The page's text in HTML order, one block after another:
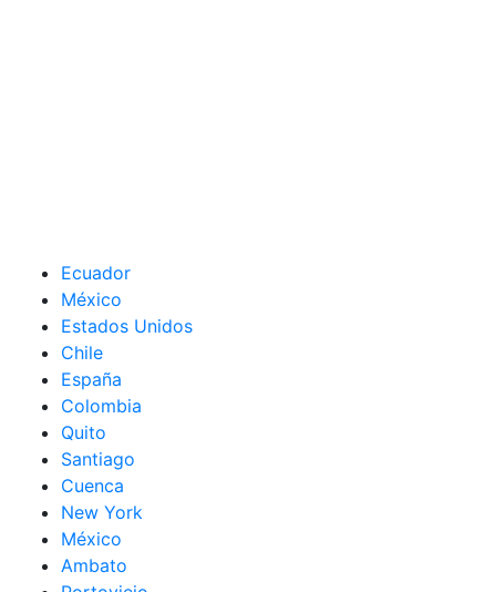
Ecuador
México
Estados Unidos
Chile
España
Colombia
Quito
Santiago
Cuenca
New York
México
Ambato